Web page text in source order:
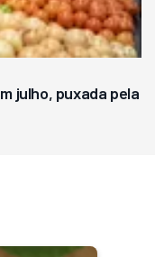
julho, puxada pela